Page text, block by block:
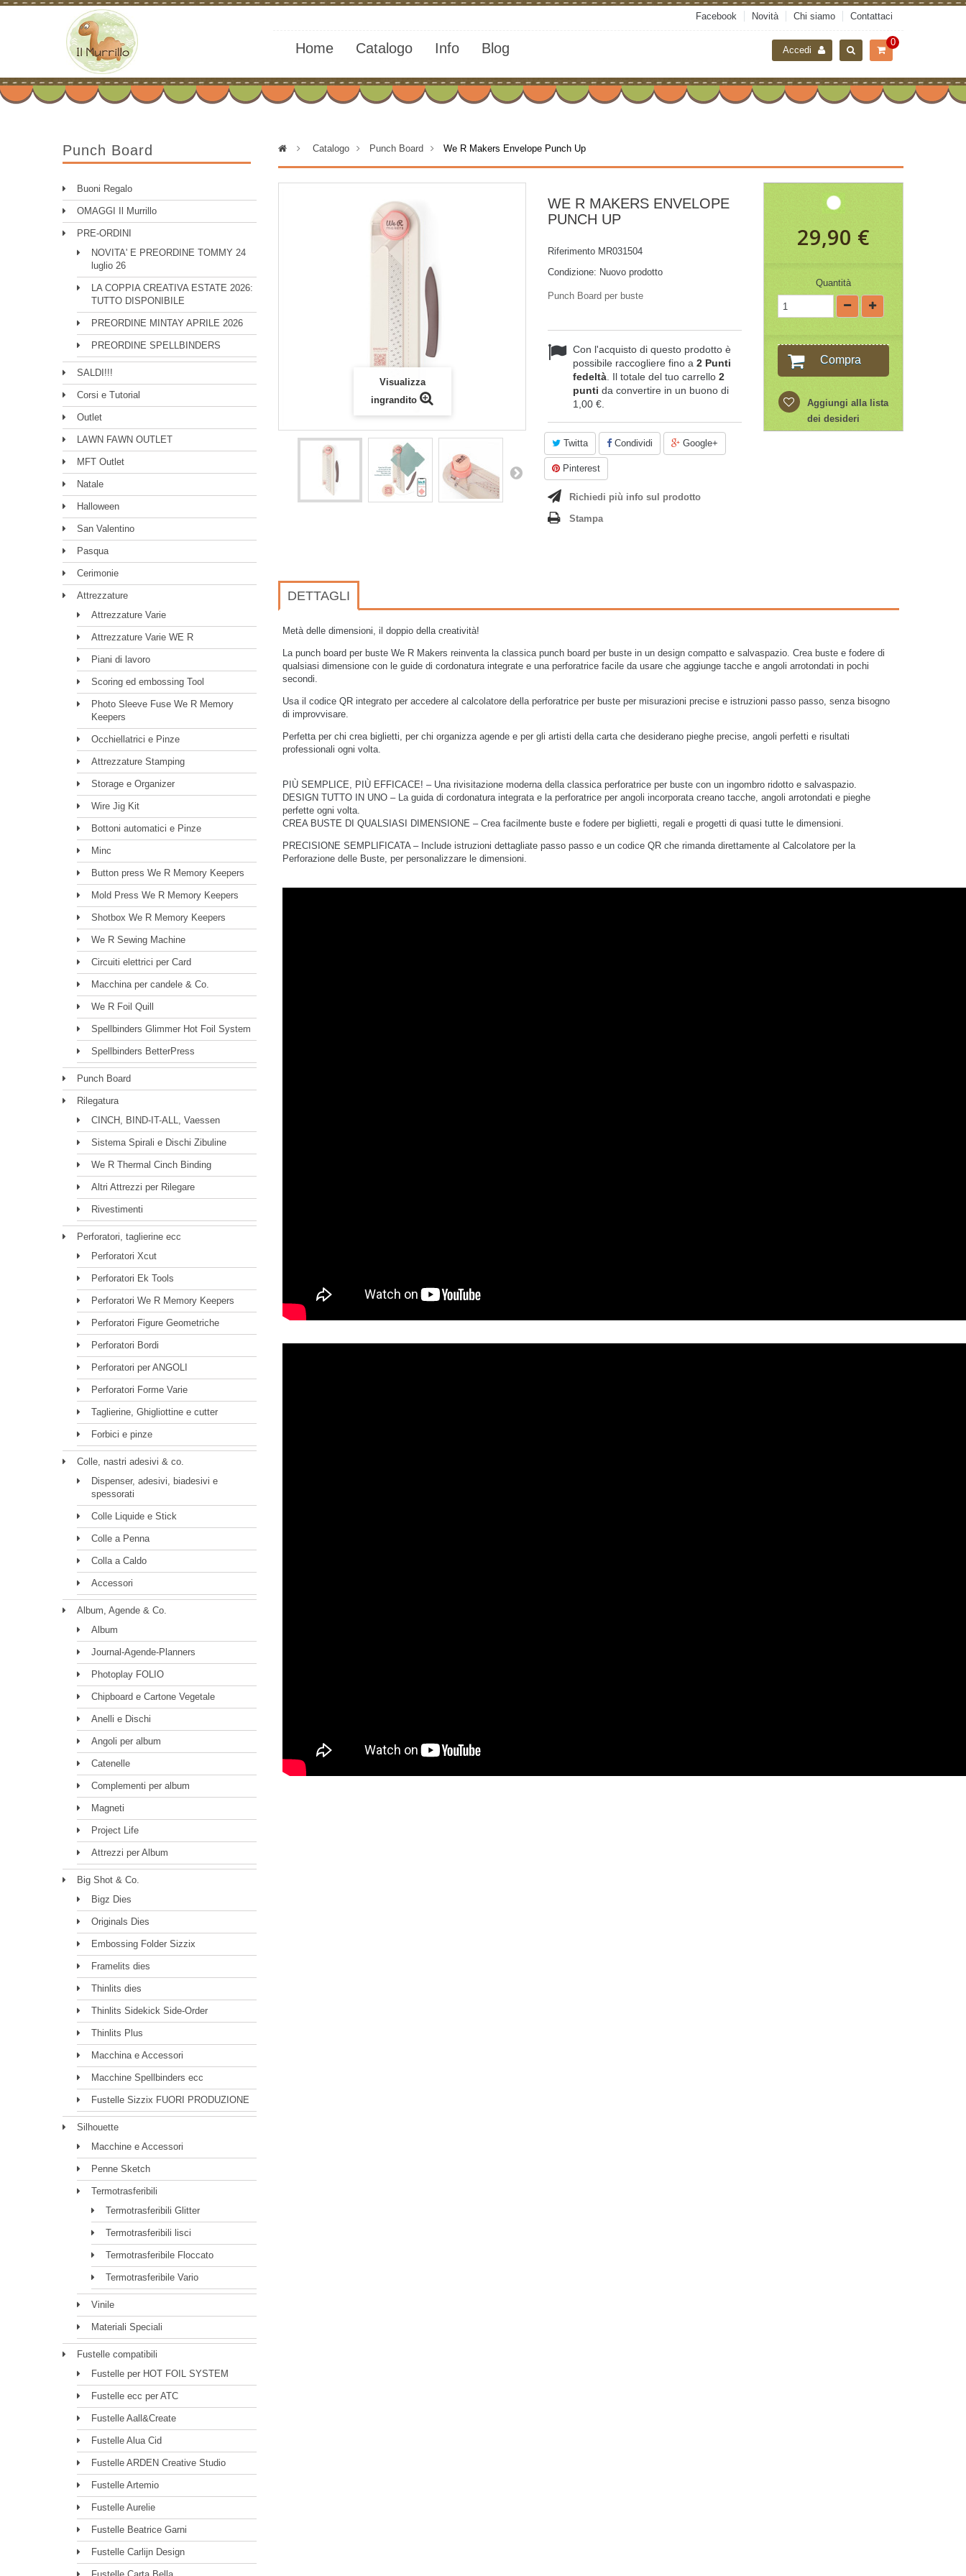
Facebook Novità Chi siamo Contattaci
0
Home Catalogo Info Blog Accedi
Punch Board
Buoni Regalo
OMAGGI Il Murrillo
PRE-ORDINI
NOVITA' E PREORDINE TOMMY 24
luglio 26
LA COPPIA CREATIVA ESTATE 2026:
TUTTO DISPONIBILE
PREORDINE MINTAY APRILE 2026
PREORDINE SPELLBINDERS
SALDI!!!
Corsi e Tutorial
Outlet
LAWN FAWN OUTLET
MFT Outlet
Natale
Halloween
San Valentino
Pasqua
Cerimonie
Attrezzature
Attrezzature Varie
Attrezzature Varie WE R
Piani di lavoro
Scoring ed embossing Tool
Photo Sleeve Fuse We R Memory
Keepers
Occhiellatrici e Pinze
Attrezzature Stamping
Storage e Organizer
Wire Jig Kit
Bottoni automatici e Pinze
Minc
Button press We R Memory Keepers
Mold Press We R Memory Keepers
Shotbox We R Memory Keepers
We R Sewing Machine
Circuiti elettrici per Card
Macchina per candele & Co.
We R Foil Quill
Spellbinders Glimmer Hot Foil System
Spellbinders BetterPress
Punch Board
Rilegatura
CINCH, BIND-IT-ALL, Vaessen
Sistema Spirali e Dischi Zibuline
We R Thermal Cinch Binding
Altri Attrezzi per Rilegare
Rivestimenti
Perforatori, taglierine ecc
Perforatori Xcut
Perforatori Ek Tools
Perforatori We R Memory Keepers
Perforatori Figure Geometriche
Perforatori Bordi
Perforatori per ANGOLI
Perforatori Forme Varie
Taglierine, Ghigliottine e cutter
Forbici e pinze
Colle, nastri adesivi & co.
Dispenser, adesivi, biadesivi e
spessorati
Colle Liquide e Stick
Colle a Penna
Colla a Caldo
Accessori
Album, Agende & Co.
Album
Journal-Agende-Planners
Photoplay FOLIO
Chipboard e Cartone Vegetale
Anelli e Dischi
Angoli per album
Catenelle
Complementi per album
Magneti
Project Life
Attrezzi per Album
Big Shot & Co.
Bigz Dies
Originals Dies
Embossing Folder Sizzix
Framelits dies
Thinlits dies
Thinlits Sidekick Side-Order
Thinlits Plus
Macchina e Accessori
Macchine Spellbinders ecc
Fustelle Sizzix FUORI PRODUZIONE
Silhouette
Macchine e Accessori
Penne Sketch
Termotrasferibili
Termotrasferibili Glitter
Termotrasferibili lisci
Termotrasferibile Floccato
Termotrasferibile Vario
Vinile
Materiali Speciali
Fustelle compatibili
Fustelle per HOT FOIL SYSTEM
Fustelle ecc per ATC
Fustelle Aall&Create
Fustelle Alua Cid
Fustelle ARDEN Creative Studio
Fustelle Artemio
Fustelle Aurelie
Fustelle Beatrice Garni
Fustelle Carlijn Design
> Catalogo > Punch Board > We R Makers Envelope Punch Up
Visualizza
ingrandito
WE R MAKERS ENVELOPE
PUNCH UP
Riferimento MR031504
Condizione: Nuovo prodotto
Punch Board per buste
Con l'acquisto di questo prodotto è
possibile raccogliere fino a 2 Punti
fedeltà . Il totale del tuo carrello 2
punti da convertire in un buono di
1,00 €
Twitta Condividi Google+
Pinterest
Richiedi più info sul prodotto
Stampa
29,90 €
Quantità
Compra
Aggiungi alla lista
dei desideri
DETTAGLI
Metà delle dimensioni, il doppio della creatività!
La punch board per buste We R Makers reinventa la classica punch board per buste in un design compatto e salvaspazio. Crea buste e fodere di
qualsiasi dimensione con le guide di cordonatura integrate e una perforatrice facile da usare che aggiunge tacche e angoli arrotondati in pochi
secondi.
Usa il codice QR integrato per accedere al calcolatore della perforatrice per buste per misurazioni precise e istruzioni passo passo, senza bisogno
di improvvisare.
Perfetta per chi crea biglietti, per chi organizza agende e per gli artisti della carta che desiderano pieghe precise, angoli perfetti e risultati
professionali ogni volta.
PIÙ SEMPLICE, PIÙ EFFICACE! – Una rivisitazione moderna della classica perforatrice per buste con un ingombro ridotto e salvaspazio.
DESIGN TUTTO IN UNO – La guida di cordonatura integrata e la perforatrice per angoli incorporata creano tacche, angoli arrotondati e pieghe
perfette ogni volta.
CREA BUSTE DI QUALSIASI DIMENSIONE – Crea facilmente buste e fodere per biglietti, regali e progetti di quasi tutte le dimensioni.
PRECISIONE SEMPLIFICATA – Include istruzioni dettagliate passo passo e un codice QR che rimanda direttamente al Calcolatore per la
Perforazione delle Buste, per personalizzare le dimensioni.